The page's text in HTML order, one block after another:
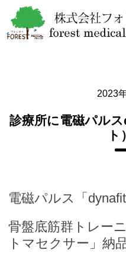
2023
診療所に電磁パル
電磁パルス「dynafit
骨盤底筋群トレー
トマセクサー」納